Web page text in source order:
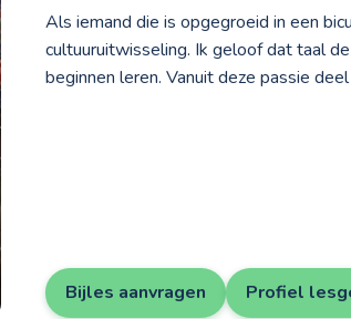
Als iemand die is opgegroeid in een
cultuuruitwisseling. Ik geloof dat taal
beginnen leren. Vanuit deze passie
Bijles aanvragen Profiel